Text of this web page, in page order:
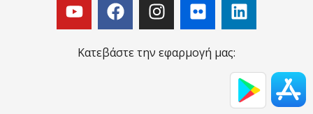
Κατεβάστε την εφαρμογή μας: